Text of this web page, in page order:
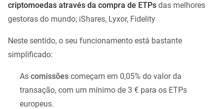
criptomoedas através da compra de ETPs das melhores
gestoras do mundo; iShares, Lyxor, Fidelity
Neste sentido, o seu funcionamento está bastante
simplificado:
As comissões começam em 0,05% do valor da
transação, com um mínimo de 3 € para os ETPs
europeus.